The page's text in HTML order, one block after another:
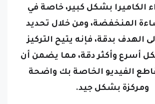
الكاميرا بشكل كبير، خاصة في
المنخفضة، ومن خلال تحديد
الهدف بدقة، فإنه يتيح التركيز
أسرع وأكثر دقة، مما يضمن أن
الفيديو الخاصة بك واضحة
ومركزة بشكل جيد.